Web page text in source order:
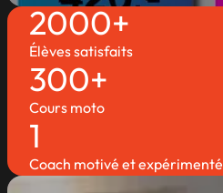
2000+
Élèves satisfaits
300+
Cours moto
1
Coach motivé et expérimenté